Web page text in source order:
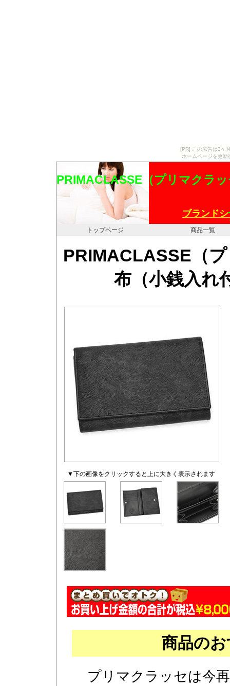
[PR] この広告は3ヶ
ホームページを更
PRIMACLASSE（プリマクラ
ブランド
トップページ 商品一覧
PRIMACLASSE（
布（小銭入れ
▼下の画像をクリックすると上に大きく表示されます
商品の
プリマクラッセは今